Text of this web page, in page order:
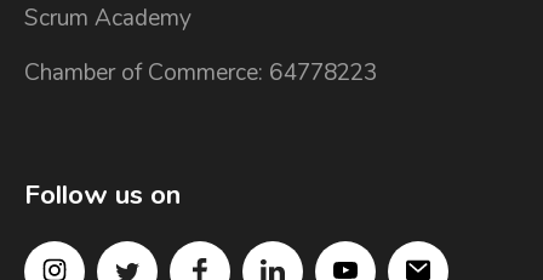
Scrum Academy
Chamber of Commerce: 64778223
Follow us on